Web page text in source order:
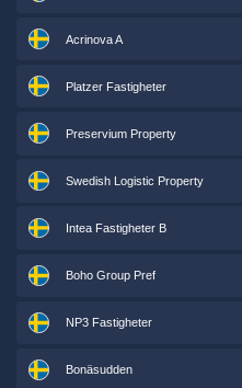
Acrinova A
Platzer Fastigheter
Preservium Property
Swedish Logistic Property
Intea Fastigheter B
Boho Group Pref
NP3 Fastigheter
Bonäsudden